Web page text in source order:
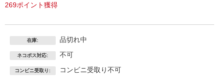
269ポイント獲得
在庫: 品切れ中
ネコポス対応: 不可
コンビニ受取り: コンビニ受取り不可